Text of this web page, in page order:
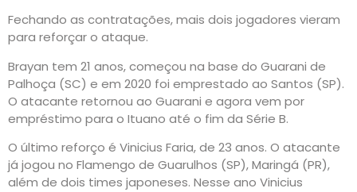
Fechando as contratações, mais dois jogadores vieram
para reforçar o ataque.
Brayan tem 21 anos, começou na base do Guarani de
Palhoça (SC) e em 2020 foi emprestado ao Santos (SP).
O atacante retornou ao Guarani e agora vem por
empréstimo para o Ituano até o fim da Série B.
O último reforço é Vinicius Faria, de 23 anos. O atacante
já jogou no Flamengo de Guarulhos (SP), Maringá (PR),
além de dois times japoneses. Nesse ano Vinicius